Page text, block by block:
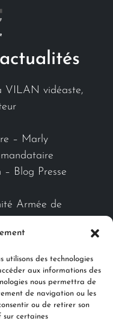
utilisons des technologies
aux informations des
nous permettra de
de navigation ou les
ou de retirer son
certaines
VILAN vidéaste,
– Marly
Blog Presse
Armée de